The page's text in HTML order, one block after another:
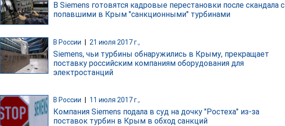
В Siemens готовятся кадровые перестановки после скандала с
попавшими в Крым "санкционными" турбинами
В России | 21 июля 2017 г.,
Siemens, чьи турбины обнаружились в Крыму, прекращает
поставку российским компаниям оборудования для
электростанций
В России 11 июля 2017 г.,
Компания Siemens подала в суд на дочку "Ростеха" из-за
поставок турбин в Крым в обход санкций